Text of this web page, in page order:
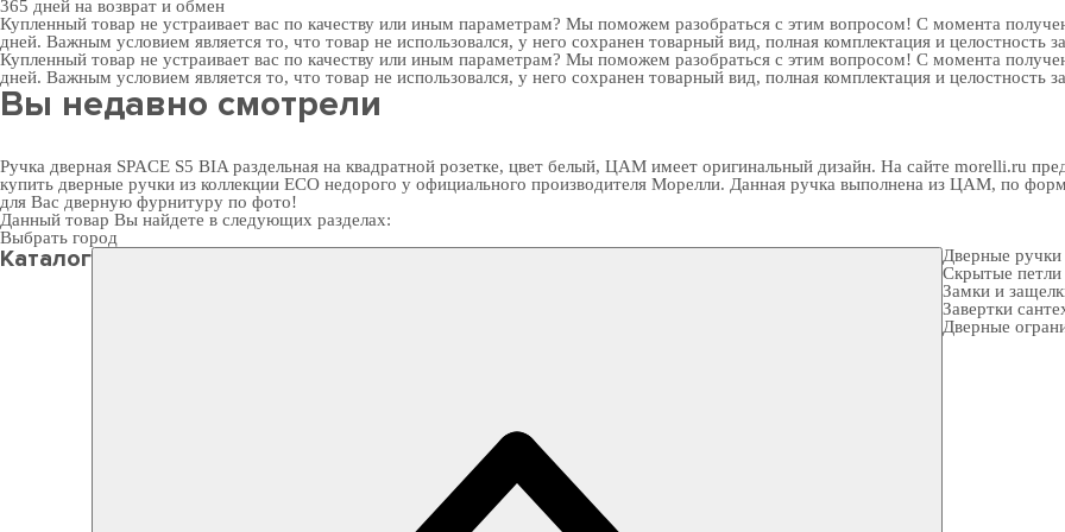
365 дней на возврат и обмен
Купленный товар не устраивает вас по качеству или иным параметрам? Мы поможем разобраться с этим вопросом! С момента
дней. Важным условием является то, что товар не использовался, у него сохранен товарный вид, полная комплектация и целостность
Купленный товар не устраивает вас по качеству или иным параметрам? Мы поможем разобраться с этим вопросом! С момента
дней. Важным условием является то, что товар не использовался, у него сохранен товарный вид, полная комплектация и целостность
Вы недавно смотрели
Ручка дверная SPACE S5 BIA раздельная на квадратной розетке, цвет белый, ЦАМ имеет оригинальный дизайн. На сайте morelli.ru
купить дверные ручки из коллекции ECO недорого у официального производителя Морелли. Данная ручка выполнена из ЦАМ, по
для Вас дверную фурнитуру по фото!
Данный товар Вы найдете в следующих разделах:
Выбрать город
Каталог
Дверные ручки
Скрытые петли
Замки и
Завертки
Дверные